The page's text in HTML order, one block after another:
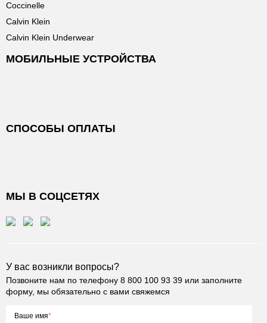
Coccinelle
Calvin Klein
Calvin Klein Underwear
МОБИЛЬНЫЕ УСТРОЙСТВА
СПОСОБЫ ОПЛАТЫ
МЫ В СОЦСЕТЯХ
У вас возникли вопросы?
Позвоните нам по телефону 8 800 100 93 39 или заполните
форму, мы обязательно с вами свяжемся
Ваше имя